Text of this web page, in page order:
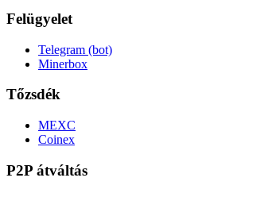
Felügyelet
Telegram (bot)
Minerbox
Tőzsdék
MEXC
Coinex
P2P átváltás